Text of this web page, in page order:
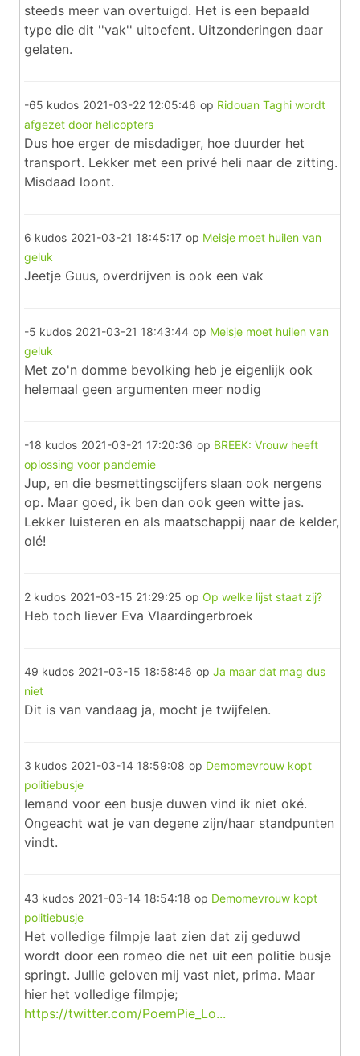
steeds meer van overtuigd. Het is een bepaald
type die dit ''vak'' uitoefent. Uitzonderingen daar
gelaten.
-65 kudos 2021-03-22 12:05:46 op Ridouan Taghi wordt
afgezet door helicopters
Dus hoe erger de misdadiger, hoe duurder het
transport. Lekker met een privé heli naar de zitting.
Misdaad loont.
6 kudos 2021-03-21 18:45:17 op Meisje moet huilen van
geluk
Jeetje Guus, overdrijven is ook een vak
-5 kudos 2021-03-21 18:43:44 op Meisje moet huilen van
geluk
Met zo'n domme bevolking heb je eigenlijk ook
helemaal geen argumenten meer nodig
-18 kudos 2021-03-21 17:20:36 op BREEK: Vrouw heeft
oplossing voor pandemie
Jup, en die besmettingscijfers slaan ook nergens
op. Maar goed, ik ben dan ook geen witte jas.
Lekker luisteren en als maatschappij naar de kelder,
olé!
2 kudos 2021-03-15 21:29:25 op Op welke lijst staat zij?
Heb toch liever Eva Vlaardingerbroek
49 kudos 2021-03-15 18:58:46 op Ja maar dat mag dus
niet
Dit is van vandaag ja, mocht je twijfelen.
3 kudos 2021-03-14 18:59:08 op Demomevrouw kopt
politiebusje
Iemand voor een busje duwen vind ik niet oké.
Ongeacht wat je van degene zijn/haar standpunten
vindt.
43 kudos 2021-03-14 18:54:18 op Demomevrouw kopt
politiebusje
Het volledige filmpje laat zien dat zij geduwd
wordt door een romeo die net uit een politie busje
springt. Jullie geloven mij vast niet, prima. Maar
hier het volledige filmpje;
https://twitter.com/PoemPie_Lo...